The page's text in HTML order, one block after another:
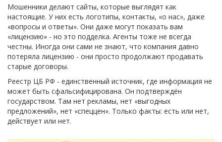
Мошенники делают сайты, которые выглядят как
настоящие. У них есть логотипы, контакты, «о нас», даже
«вопросы и ответы». Они даже могут показать вам
«лицензию» - но это подделка. Агенты тоже не всегда
честны. Иногда они сами не знают, что компания давно
потеряла лицензию - они просто продолжают продавать
старые договоры.
Реестр ЦБ РФ - единственный источник, где информация не
может быть сфальсифицирована. Он подтверждён
государством. Там нет рекламы, нет «выгодных
предложений», нет «спеццен». Только факты: есть или нет,
действует или нет.